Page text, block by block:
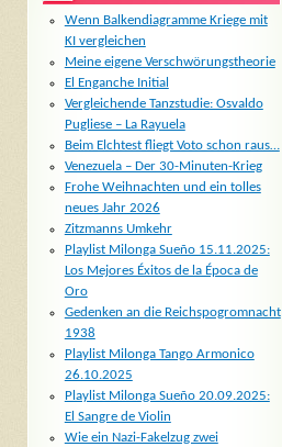
Wenn Balkendiagramme Kriege mit
KI vergleichen
Meine eigene Verschwörungstheorie
El Enganche Initial
Vergleichende Tanzstudie: Osvaldo
Pugliese – La Rayuela
Beim Elchtest fliegt Voto schon raus…
Venezuela – Der 30-Minuten-Krieg
Frohe Weihnachten und ein tolles
neues Jahr 2026
Zitzmanns Umkehr
Playlist Milonga Sueño 15.11.2025:
Los Mejores Éxitos de la Época de
Oro
Gedenken an die Reichspogromnacht
1938
Playlist Milonga Tango Armonico
26.10.2025
Playlist Milonga Sueño 20.09.2025:
El Sangre de Violin
Wie ein Nazi-Fakelzug zwei